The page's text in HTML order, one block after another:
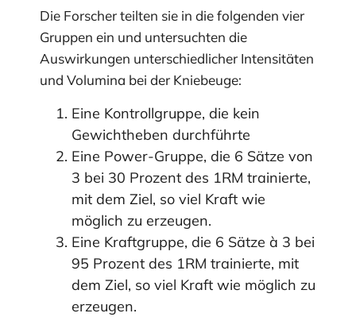
Die Forscher teilten sie in die folgenden vier
Gruppen ein und untersuchten die
Auswirkungen unterschiedlicher Intensitäten
und Volumina bei der Kniebeuge:
Eine Kontrollgruppe, die kein
Gewichtheben durchführte
Eine Power-Gruppe, die 6 Sätze von
3 bei 30 Prozent des 1RM trainierte,
mit dem Ziel, so viel Kraft wie
möglich zu erzeugen.
Eine Kraftgruppe, die 6 Sätze à 3 bei
95 Prozent des 1RM trainierte, mit
dem Ziel, so viel Kraft wie möglich zu
erzeugen.